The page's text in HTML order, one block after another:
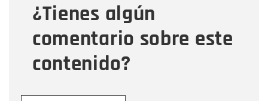
¿Tienes algún
comentario sobre este
contenido?
Mensaje